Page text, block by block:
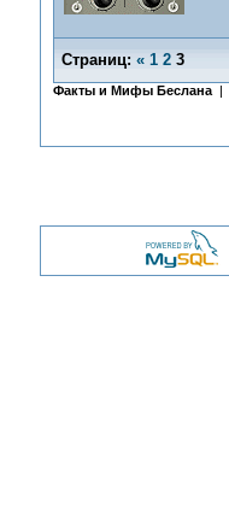
Страниц: « 1 2 3
Факты и Мифы Беслана|